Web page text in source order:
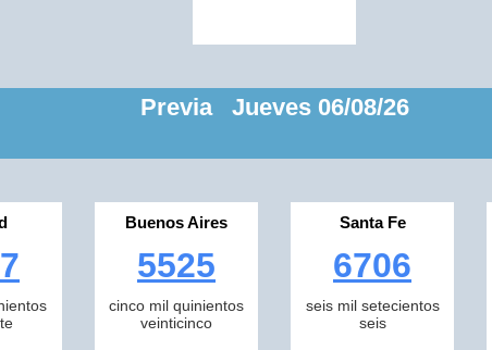
Previa Jueves 06/08/26
Buenos Aires
5525
cinco mil quinientos
veinticinco
Santa Fe
6706
seis mil setecientos
seis